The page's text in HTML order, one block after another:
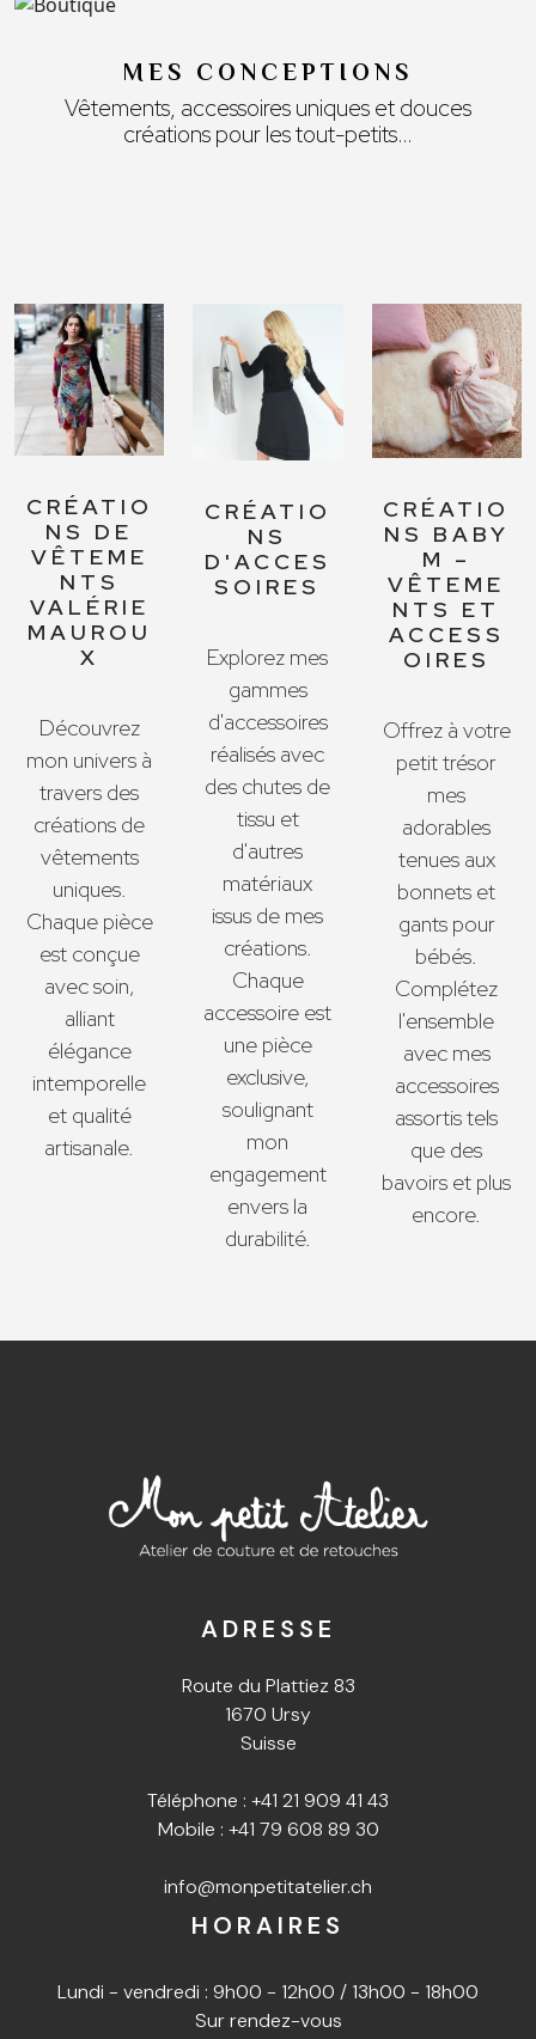
MES CONCEPTIONS
Vêtements, accessoires uniques et douces
créations pour les tout-petits…
CRÉATIO
NS DE
VÊTEME
NTS
VALÉRIE
MAUROU
X
Découvrez
mon univers à
travers des
créations de
vêtements
uniques.
Chaque pièce
est conçue
avec soin,
alliant
élégance
intemporelle
et qualité
artisanale.
CRÉATIO
NS
D'ACCES
SOIRES
Explorez mes
gammes
d'accessoires
réalisés avec
des chutes de
tissu et
d'autres
matériaux
issus de mes
créations.
Chaque
accessoire est
une pièce
exclusive,
soulignant
mon
engagement
envers la
durabilité.
CRÉATIO
NS BABY
M –
VÊTEME
NTS ET
ACCESS
OIRES
Offrez à votre
petit trésor
mes
adorables
tenues aux
bonnets et
gants pour
bébés.
Complétez
l'ensemble
avec mes
accessoires
assortis tels
que des
bavoirs et plus
encore.
ADRESSE
Route du Plattiez 83
1670 Ursy
Suisse
Téléphone : +41 21 909 41 43
Mobile : +41 79 608 89 30
info@monpetitatelier.ch
HORAIRES
Lundi - vendredi : 9h00 - 12h00 / 13h00 - 18h00
Sur rendez-vous